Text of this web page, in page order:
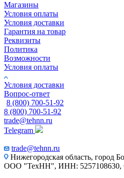
Магазины
Условия оплаты
Условия доставки
Гарантия на товар
Реквизиты
Политика
Возможности
Условия оплаты
Условия доставки
Вопрос-ответ
8 (800) 700-51-92
8 (800) 700-51-92
trade@tehnn.ru
Telegram
trade@tehnn.ru
Нижегородская область, город
ООО "ТехНН", ИНН: 5257108630,